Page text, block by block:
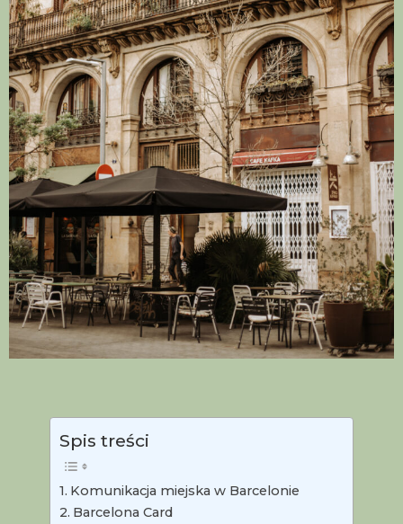
Spis treści
Komunikacja miejska w Barcelonie
Barcelona Card